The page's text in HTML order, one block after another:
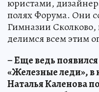
юристами,
полях Форума. Они
Гимназии Сколково,
делимся всем этим
– Еще ведь
«Железные леди», в
Наталья Каленова